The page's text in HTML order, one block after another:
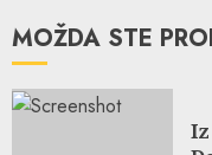
MOŽDA STE